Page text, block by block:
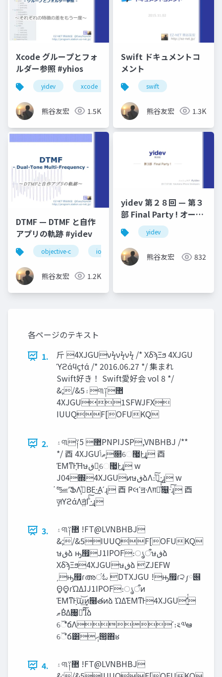
Xcode グループとフォ
ルダー参照 #yhios
yidev xcode 横浜へなちょこ勉強会
熊谷友宏 1.5K
Swift ドキュメントコ
メント
swift
熊谷友宏 1.3K
DTMF — DTMF と自作
アプリの軌跡 #yidev
objective-c ios dtmf オーディオ
熊谷友宏 1.2K
yidev 第２８回 — 第３
部 Final Party ! オープ
ニングyidev
熊谷友宏 832
各ページのテキスト
1.
⽄ 4XJGUνϟνϟνϟ /* ΧδϡΞϧ 4XJGU
ϓϩάϥϛϯά /* 2016.06.27 */ 集まれ
Swift好き！ Swift愛好会 vol 8 */
&;/&5‫۽‬୩༑޺
4XJGU1SFWJFX
IUUQF[OFUKQ
2.
‫۽‬୩༑޺ 5PNPIJSP,VNBHBJ /**
*/ ⾣ 4XJGU‫͕ޠݴ‬௒େ޷͖Ͱ͢ɻ ⾣
ΈΜͳͰָ͠Ήษ‫ڧ‬ձ͕େ޷͖Ͱ͢ɻ w
J04΍4XJGUͷษ‫ڧ‬ձΛ։࠵ͯ͠·͢ɻ w
҆৺ͯ͠ஊٛʹՖΛ࡙͔ͤΒΕ·͢Α͏ʹɻ ⾣ Ҏલʹॻ੶Λग़൛ͤͯ͞௖͖·ͨ͠ɻ ⾣
ٕज़ϒϩάΛॻ͍ͨΓͯ͠·͢ɻ
3.
‫۽‬୩༑޺ !FT@LVNBHBJ
&;/&5IUUQF[OFUKQ
ษ‫ڧ‬ձ ԣ඿J1IPOF։ൃऀษ‫ڧ‬ձ
ΧδϡΞϧ4XJGUษ‫ڧ‬ձ ZJEFW
ˏԣ඿ɾഅंಓ DTXJGU !ԣ඿ɾ੨༿୆
Θ͍Θ͍ɾΏΔ͘ɺJ1IPOF։ൃऀͷ
ΈΜͳͰָ͘͠ա͢͝ͷ͕໨తͷձ ΏΔ͘ΈΜͳͰ4XJGUʹ͍ͭͯ
‫ޠ‬Β͑Δ৔͕ཉͯ࢝͘͠Ίͨձ
ୈ̎̐ճΛʹ։࠵༧ఆ
ୈ̍̌ճ͸݄‫ޙ‬൒͔΋ʁ
4.
‫۽‬୩༑޺ !FT@LVNBHBJ